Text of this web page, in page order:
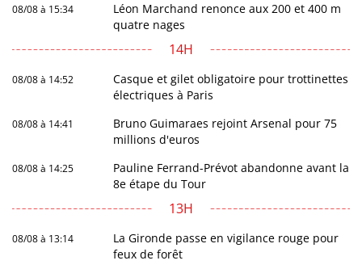
08/08 à 15:34
Léon Marchand renonce aux 200 et 400 m
quatre nages
14H
08/08 à 14:52
Casque et gilet obligatoire pour trottinettes
électriques à Paris
08/08 à 14:41
Bruno Guimaraes rejoint Arsenal pour 75
millions d'euros
08/08 à 14:25
Pauline Ferrand-Prévot abandonne avant la
8e étape du Tour
13H
08/08 à 13:14
La Gironde passe en vigilance rouge pour
feux de forêt